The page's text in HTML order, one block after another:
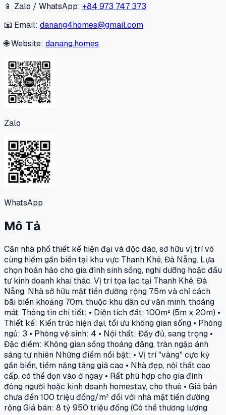
📱 Zalo / WhatsApp: +84 973 747 373
📧 Email: danang4homes@gmail.com
🌐 Website: danang.homes
Zalo
WhatsApp
Mô Tả
Căn nhà phố thiết kế hiện đại và độc đáo, sở hữu vị trí vô
cùng hiếm gần biển tại khu vực Thanh Khê, Đà Nẵng. Lựa
chọn hoàn hảo cho gia đình sinh sống, nghỉ dưỡng hoặc đầu
tư kinh doanh khai thác. Vị trí tọa lạc tại Thanh Khê, Đà
Nẵng. Nhà sở hữu mặt tiền đường rộng 7.5m và chỉ cách
bãi biển khoảng 70m, thuộc khu dân cư văn minh, thoáng
mát. Thông tin chi tiết: • Diện tích đất: 100m² (5m x 20m) •
Thiết kế: Kiến trúc hiện đại, tối ưu không gian sống • Phòng
ngủ: 3 • Phòng vệ sinh: 4 • Nội thất: Đầy đủ, sang trọng •
Đặc điểm: Không gian sống thoáng đãng, tràn ngập ánh
sáng tự nhiên Những điểm nổi bật: • Vị trí "vàng" cực kỳ
gần biển, tiềm năng tăng giá cao • Nhà đẹp, nội thất cao
cấp, có thể dọn vào ở ngay • Rất phù hợp cho gia đình
đông người hoặc kinh doanh homestay, cho thuê • Giá bán
chưa đến 100 triệu đồng/m² đối với nhà mặt tiền đường
rộng Giá bán: 8 tỷ 950 triệu đồng (Có thể thương lượng